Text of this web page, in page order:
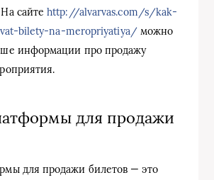
сайтеhttp://alvarvas.com/s/kak-
bilety-na-meropriyatiya/ можно
информации про продажу
для продажи
для продажи билетов — это